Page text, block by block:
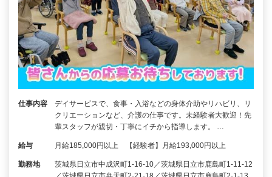
仕事内容
デイサービスで、食事・入浴などの身体介助やリハビリ、リ
クリエーションなど、介護の仕事です。未経験者大歓迎！先
輩スタッフが親切・丁寧にイチから指導します。 …
給与 月給185,000円以上 【経験者】月給193,000円以上
勤務地
茨城県日立市中成沢町1-16-10／茨城県日立市鹿島町1-11-12